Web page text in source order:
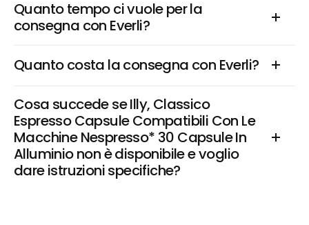
Quanto tempo ci vuole per la
consegna con Everli?
Quanto costa la consegna con Everli?
Cosa succede se Illy, Classico
Espresso Capsule Compatibili Con Le
Macchine Nespresso* 30 Capsule In
Alluminio non è disponibile e voglio
dare istruzioni specifiche?